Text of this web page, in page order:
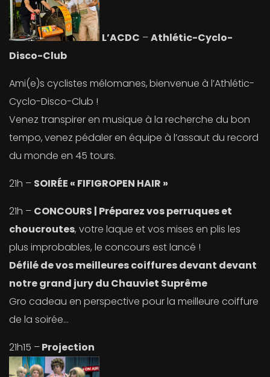
L’ACDC –Athlétic-Cyclo-
Disco-Club
Ami(e)s cyclistes mélomanes,bienvenue à l’Athlétic-
Cyclo-Disco-Club !
Venez transpirer en musique à la recherche du bon
tempo,venez pédaler en équipe à l’assaut du record
du monde en 45 tours.
21h – SOIRÉE « FIFIGROPEN HAIR »
21h – CONCOURS | Préparez vos perruques et
choucroutes, votre laque et vos mises en plis les
plus improbables, le concours est lancé !
Défilé de vos meilleures coiffures devant devant
notre grand jury du Chauviet Suprême
Gro cadeau en perspective pour la meilleure coiffure
de la soirée…
21h15 –Projection